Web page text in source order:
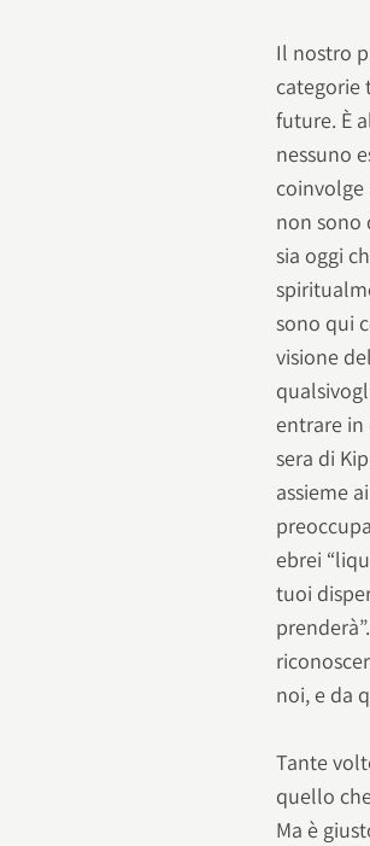
Il nostro
categorie
future. È
nessuno
non sono
sia oggi
sono qui
visione
entrare in
sera di
assieme
ebrei
tuoi
noi, e da
Tante
quello
Ma è